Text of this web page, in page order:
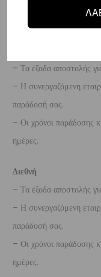
– Τα έξοδα αποστολής
– Η συνεργαζόμενη
παράδοσή σας.
– Οι χρόνοι παράδοσης
ημέρες.
Διεθνή
– Τα έξοδα αποστολής
– Η συνεργαζόμενη
παράδοσή σας.
– Οι χρόνοι παράδοσης
ημέρες.